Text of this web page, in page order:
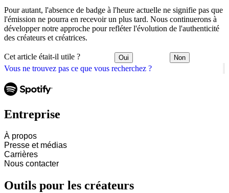
Vous ne trouvez pas ce que vous recherchez ?
Pour autant, l'absence de badge à l'heure actuelle ne signifie pas que
l'émission ne pourra en recevoir un plus tard. Nous continuerons à
développer notre approche pour refléter l'évolution de l'authenticité
des créateurs et créatrices.
Cet article était-il utile ? Oui Non
Entreprise
À propos
Presse et médias
Carrières
Nous contacter
Outils pour les créateurs